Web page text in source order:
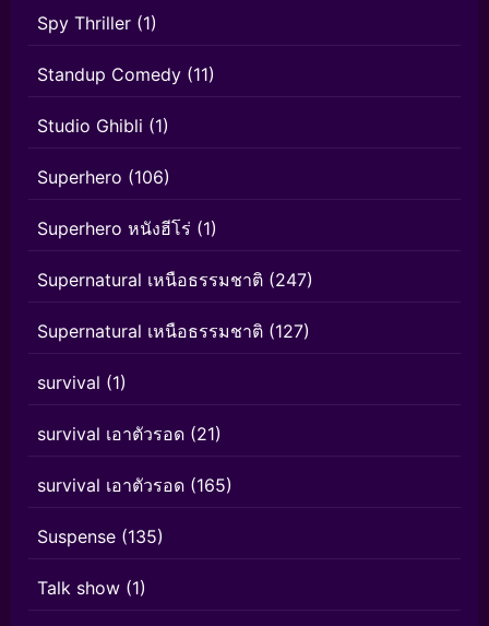
Spy Thriller (1)
Standup Comedy (11)
Studio Ghibli (1)
Superhero (106)
Superhero หนังฮีโร่ (1)
Supernatural เหนือธรรมชาติ (247)
Supernatural เหนือธรรมชาติ (127)
survival (1)
survival เอาตัวรอด (21)
survival เอาตัวรอด (165)
Suspense (135)
Talk show (1)